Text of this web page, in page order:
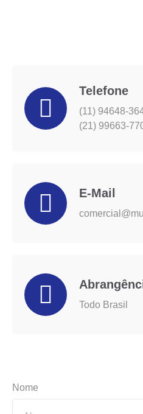
Telefone
(11) 94648-
(21) 99663-
E-Mail
Todo Brasil
Nome